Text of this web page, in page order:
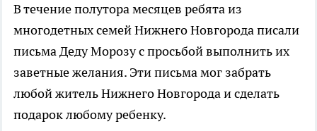
В течение полутора месяцев ребята из
многодетных семей Нижнего Новгорода писали
письма Деду Морозу с просьбой выполнить их
заветные желания. Эти письма мог забрать
любой житель Нижнего Новгорода и сделать
подарок любому ребенку.